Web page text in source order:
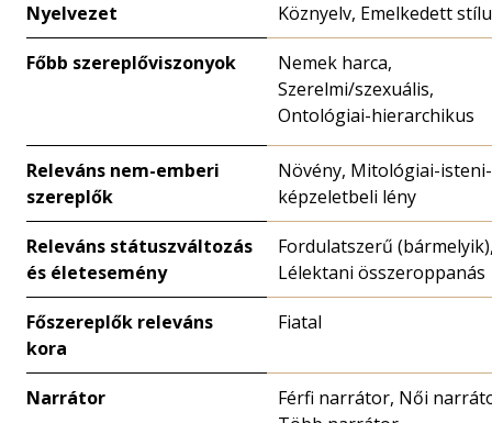
Nyelvezet Köznyelv, Emelkedett
Főbb szereplőviszonyok
Nemek harca,
Szerelmi/szexuális,
Ontológiai-hierarchikus
Releváns nem-emberi
szereplők
Növény, Mitológiai-isteni-
képzeletbeli lény
Releváns státuszváltozás
és életesemény
Fordulatszerű
Lélektani összeroppanás
Főszereplők releváns
kora
Fiatal
Narrátor
Férfi narrátor, Női